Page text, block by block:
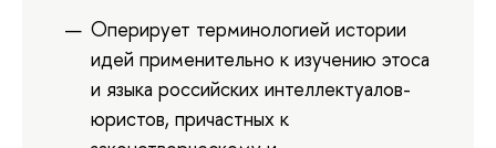
Оперирует терминологией истории
идей применительно к изучению этоса
и языка российских интеллектуалов-
юристов, причастных к